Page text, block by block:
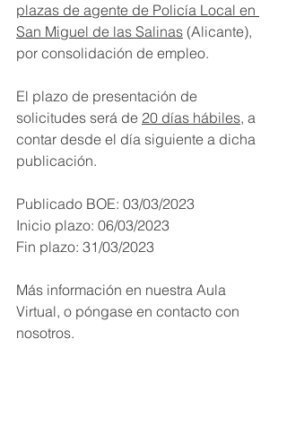
plazas de agente de Policía Local en
San Miguel de las Salinas (Alicante),
por consolidación de empleo.
El plazo de presentación de
solicitudes será de 20 días hábiles, a
contar desde el día siguiente a dicha
publicación.
Publicado BOE: 03/03/2023
Inicio plazo: 06/03/2023
Fin plazo: 31/03/2023
Más información en nuestra Aula
Virtual, o póngase en contacto con
nosotros.